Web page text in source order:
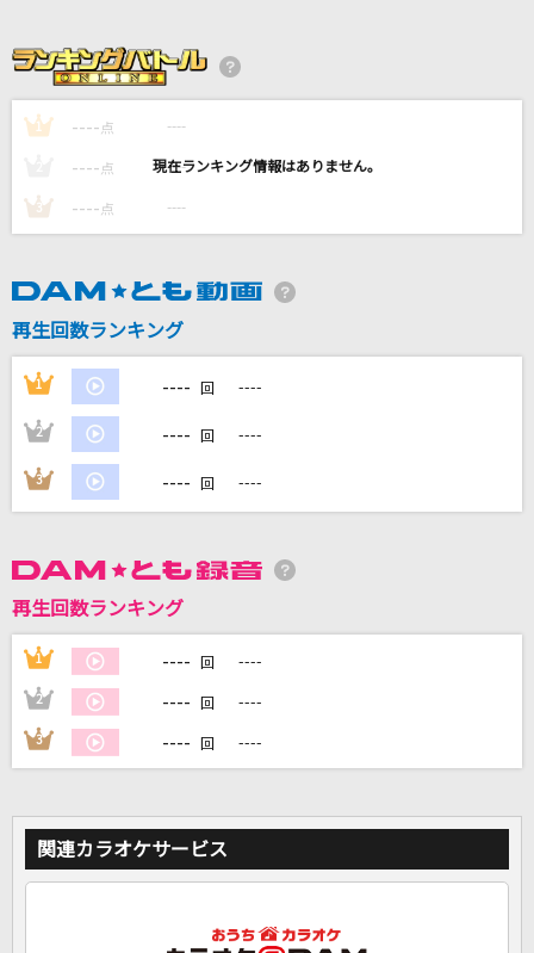
いきものがかり
[生音]ブルーベリー・ナイツ
[生音]フレア
Superfly
夜の踊り子
サカナクション
DAMに会員登録・ログインして
1 ---- 点 ----
---- 点 ----
3 ---- 点 ----
再生回数ランキング
1 ---- 回 ----
2 ---- 回 ----
3 ---- 回 ----
再生回数ランキング
1 ---- 回 ----
2 ---- 回 ----
3 ---- 回 ----
関連カラオケサービス